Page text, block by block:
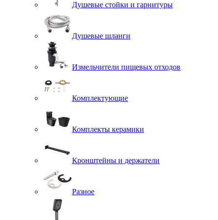
Душевые стойки и гарнитуры
Душевые шланги
Измельчители пищевых отходов
Комплектующие
Комплекты керамики
Кронштейны и держатели
Разное